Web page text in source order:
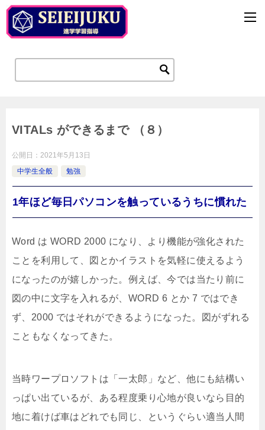
VITALs ができるまで （８）
公開日： 2021年5月13日
中学生全般
勉強
1年ほど毎日パソコンを触っているうちに慣れた
Word は WORD 2000 になり、より機能が強化された
ことを利用して、図とかイラストを気軽に使えるよう
になったのが嬉しかった。例えば、今では当たり前に
図の中に文字を入れるが、WORD 6 とか 7 ではでき
ず、2000 ではそれができるようになった。図がずれる
こともなくなってきた。
当時ワープロソフトは「一太郎」など、他にも結構い
っぱい出ているが、ある程度乗り心地が良いなら目的
地に着けば車はどれでも同じ、というぐらい適当人間